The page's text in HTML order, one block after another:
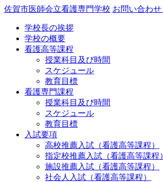
佐賀市医師会立看護専門学校 お問い合わ
学校長の挨拶
学校の概要
看護高等課程
授業科目及び時間
スケジュール
教育目標
看護専門課程
授業科目及び時間
スケジュール
教育目標
入試要項
高校推薦入試（看護高等課程）
指定校推薦入試（看護高等課程）
施設推薦入試（看護高等課程）
社会人入試（看護高等課程）